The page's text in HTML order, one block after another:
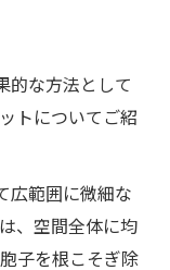
的な方法として
トについてご紹
広範囲に微細な
、空間全体に均
子を根こそぎ除